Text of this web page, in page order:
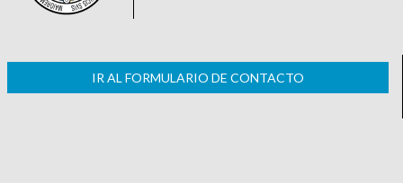
IR AL FORMULARIO DE CONTACTO